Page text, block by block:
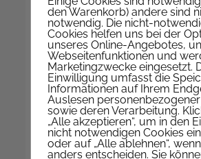
E-MailPfarrkanzlei
Webwww.pfarre-
Auf KARTE anzeigen
WIR SIND FÜR SIE DA
Montag |
Dienstag | 9-12 Uhr
den Warenkorb) andere sind
notwendig. Die nicht-
Cookies helfen uns bei der
unseres Online-Angebotes,
Webseitenfunktionen und
Marketingzwecke eingesetzt.
Einwilligung umfasst die
Informationen auf Ihrem
Auslesen
sowie deren Verarbeitung.
„Alle akzeptieren“, um in den
nicht notwendigen Cookies
oder auf „Alle ablehnen“,
anders entscheiden. Sie